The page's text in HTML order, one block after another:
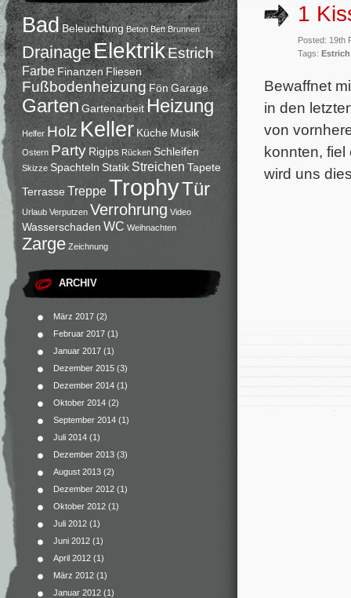
BadBeleuchtung Beton Bett Brunnen
DrainageElektrikEstrich
Farbe FinanzenFliesen
Fußbodenheizung Fön Garage
Garten Gartenarbeit Heizung
Helfer Holz Keller Küche Musik
Ostern Party Rigips Rücken Schleifen
Skizze Spachteln StatikStreichen Tapete
Terrasse TreppeTrophyTür
Urlaub Verputzen Verrohrung Video
Wasserschaden WC Weihnachten
Zarge Zeichnung
ARCHIV
März 2017 (2)
Februar 2017 (1)
Januar 2017 (1)
Dezember 2015 (3)
Dezember 2014 (1)
Oktober 2014 (2)
September 2014 (1)
Juli 2014 (1)
Dezember 2013 (3)
August 2013 (2)
Dezember 2012 (1)
Oktober 2012 (1)
Juli 2012 (1)
Juni 2012 (1)
April 2012 (1)
März 2012 (1)
Januar 2012 (1)
1
Posted: 19th
Tags: Estrich
Bewaffnet
in den
von
konnten, fiel
wird uns